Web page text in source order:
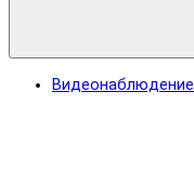
Видеонаблюдение